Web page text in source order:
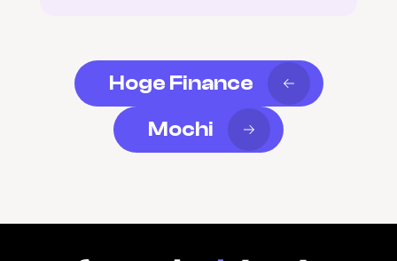
Hoge Finance
Mochi